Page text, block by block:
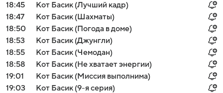
18:45
Кот Басик (Лучший кадр)
18:47
Кот Басик (Шахматы)
18:50
Кот Басик (Погода в доме)
18:53
Кот Басик (Джунгли)
18:55
Кот Басик (Чемодан)
18:58
Кот Басик (Не хватает энергии)
19:01
Кот Басик (Миссия выполнима)
19:03
Кот Басик (9-я серия)